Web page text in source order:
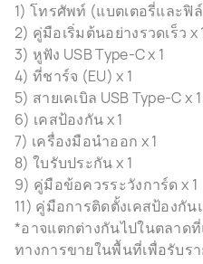
1) โทรศัพท์ (แบตเตอรี่และฟิ
2) คู่มือเริ่มต้นอย่างรวดเร็ว x
3) หูฟัง USB Type-C x 1
4) ที่ชาร์จ (EU) x 1
5) สายเคเบิล USB Type-C x 1
6) เคสป้องกัน x 1
7) เครื่องมือนำออก x 1
8) ใบรับประกัน x 1
9) คู่มือข้อควรระวังการ์ด x 1
11) คู่มือการติดตั้งเคสป้องกัน
*อาจแตกต่างกันไปในตลาด
ทางการขายในพื้นที่เพื่อรับรา